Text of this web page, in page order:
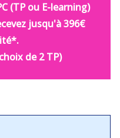
(TP ou E-learning)
jusqu'à 396€
de 2 TP)